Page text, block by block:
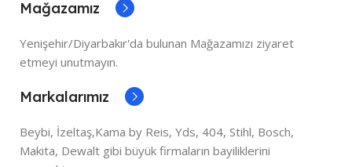
Mağazamız
Yenişehir/Diyarbakır'da bulunan Mağazamızı ziyaret
etmeyi unutmayın.
Markalarımız
Beybi, İzeltaş,Kama by Reis, Yds, 404, Stihl, Bosch,
Makita, Dewalt gibi büyük firmaların bayiliklerini